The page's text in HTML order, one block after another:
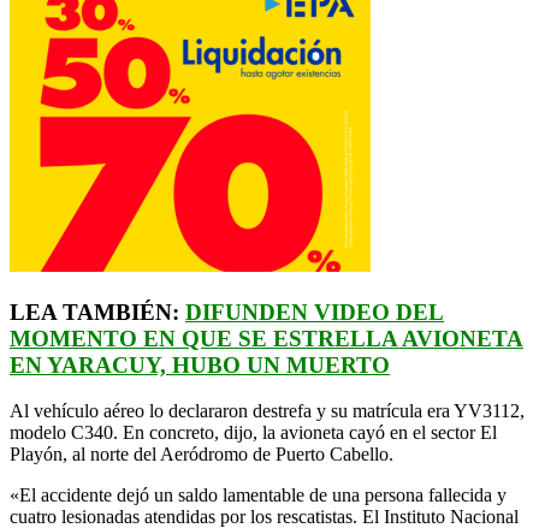
LEA TAMBIÉN: DIFUNDEN VIDEO DEL
MOMENTO EN QUE SE ESTRELLA AVIONETA
EN YARACUY, HUBO UN MUERTO
Al vehículo aéreo lo declararon destrefa y su matrícula era YV3112,
modelo C340. En concreto, dijo, la avioneta cayó en el sector El
Playón, al norte del Aeródromo de Puerto Cabello.
«El accidente dejó un saldo lamentable de una persona fallecida y
cuatro lesionadas atendidas por los rescatistas. El Instituto Nacional